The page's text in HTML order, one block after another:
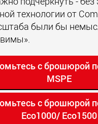
технологии от
были бы
с брошюрой
MSPE
с брошюрой
Eco1000/ Eco1500